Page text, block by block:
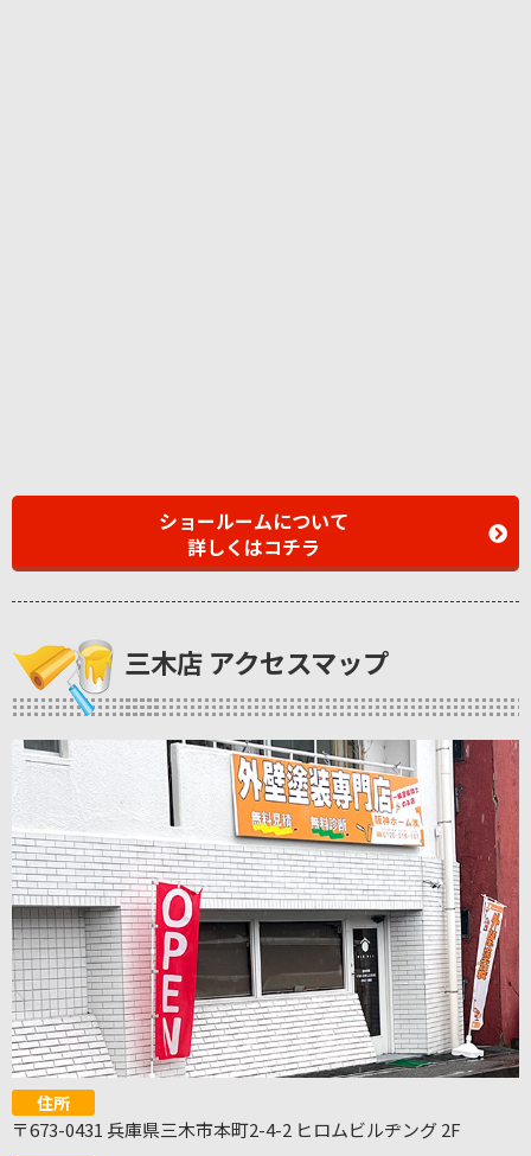
ショールームについて
詳しくはコチラ
三木店 アクセスマップ
住所
〒673-0431 兵庫県三木市本町2-4-2 ヒロムビルヂング 2F